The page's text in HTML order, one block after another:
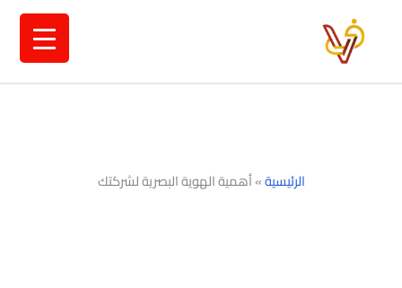
الرئيسية»أهمية الهوية البصرية لشركتك